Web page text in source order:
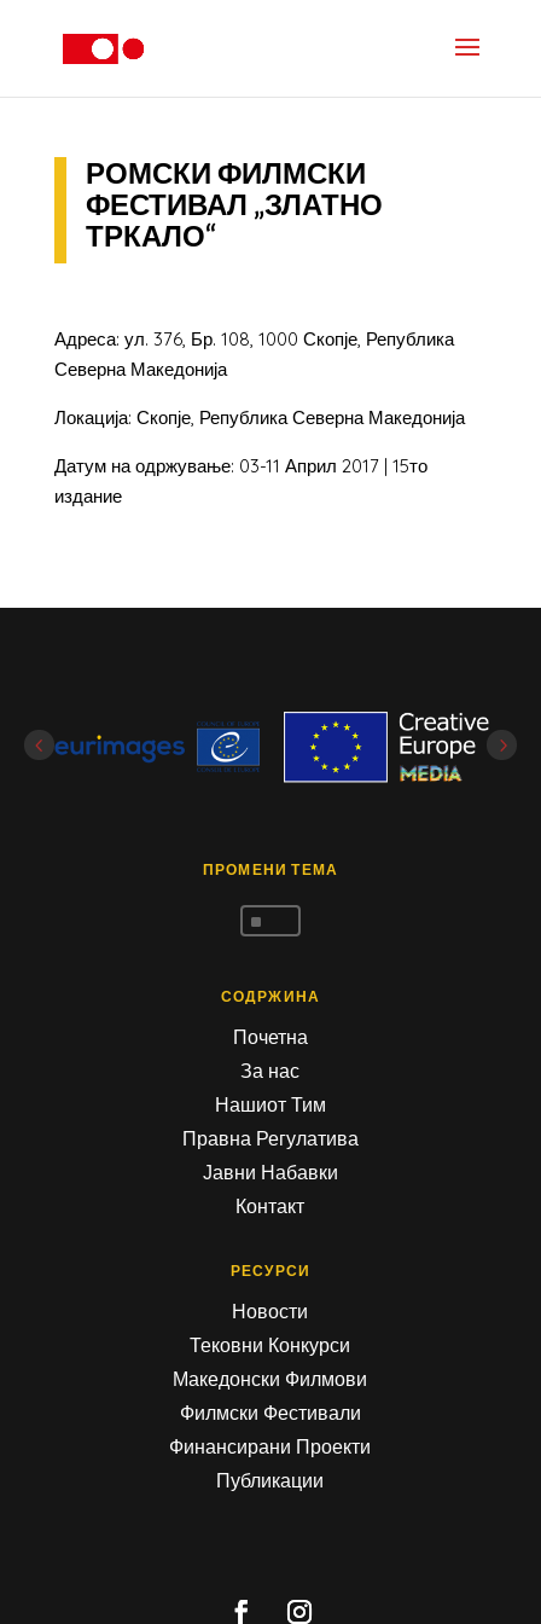
РОМСКИ ФИЛМСКИ
ФЕСТИВАЛ „ЗЛАТНО
ТРКАЛО“
Адреса: ул. 376, Бр. 108, 1000 Скопје, Република
Северна Македонија
Локација: Скопје, Република Северна Македонија
Датум на одржување: 03-11 Април 2017 | 15то
издание
ПРОМЕНИ ТЕМА
^
СОДРЖИНА
Почетна
За нас
Нашиот Тим
Правна Регулатива
Јавни Набавки
Контакт
РЕСУРСИ
Новости
Тековни Конкурси
Македонски Филмови
Филмски Фестивали
Финансирани Проекти
Публикации